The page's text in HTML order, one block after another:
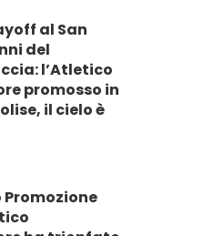
al San
del
l’Atletico
promosso in
il cielo è